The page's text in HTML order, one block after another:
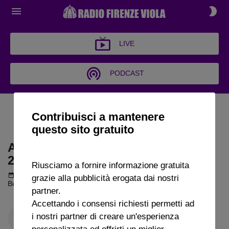
LIVE
PODCAST
ARCHIVIO BUONGIORNO
FIRENZE 2023
ARCHIVIO BUONGIORNO FIRENZE
2023
Podcast del 06 dicembre 2023 1h 43m 20s
Buongiorno Firenze puntata del 06 12 2023
Contribuisci a mantenere
questo sito gratuito
Riusciamo a fornire informazione gratuita
grazie alla pubblicità erogata dai nostri
partner.
Accettando i consensi richiesti permetti ad
i nostri partner di creare un'esperienza